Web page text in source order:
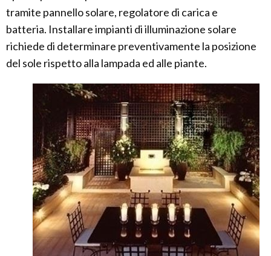
tramite pannello solare, regolatore di carica e
batteria. Installare impianti di illuminazione solare
richiede di determinare preventivamente la posizione
del sole rispetto alla lampada ed alle piante.